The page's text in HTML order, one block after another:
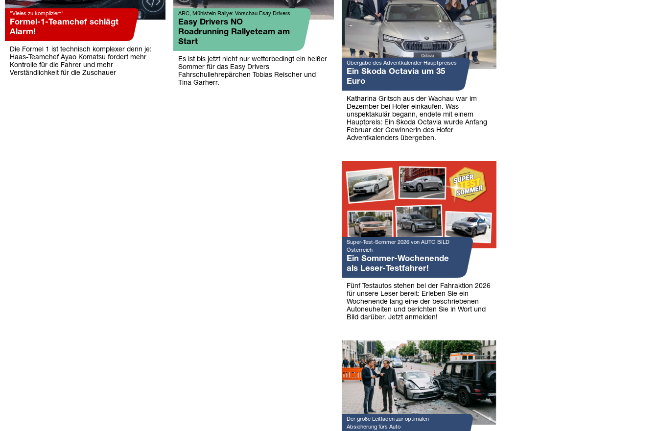
"Vieles zu kompliziert"
Formel-1-Teamchef schlägt
Alarm!
Die Formel 1 ist technisch komplexer denn je:
Haas-Teamchef Ayao Komatsu fordert mehr
Kontrolle für die Fahrer und mehr
Verständlichkeit für die Zuschauer
ARC, Mühlstein Rallye: Vorschau Esay Drivers
Easy Drivers NO
Roadrunning Rallyeteam am
Start
Es ist bis jetzt nicht nur wetterbedingt ein heißer
Sommer für das Easy Drivers
Fahrschullehrepärchen Tobias Reischer und
Tina Garherr.
Übergabe des Adventkalender-Hauptpreises
Ein Skoda Octavia um 35
Euro
Katharina Gritsch aus der Wachau war im
Dezember bei Hofer einkaufen. Was
unspektakulär begann, endete mit einem
Hauptpreis: Ein Skoda Octavia wurde Anfang
Februar der Gewinnerin des Hofer
Adventkalenders übergeben.
Super-Test-Sommer 2026 von AUTO BILD
Österreich
Ein Sommer-Wochenende
als Leser-Testfahrer!
Fünf Testautos stehen bei der Fahraktion 2026
für unsere Leser bereit: Erleben Sie ein
Wochenende lang eine der beschriebenen
Autoneuheiten und berichten Sie in Wort und
Bild darüber. Jetzt anmelden!
Der große Leitfaden zur optimalen
Absicherung fürs Auto